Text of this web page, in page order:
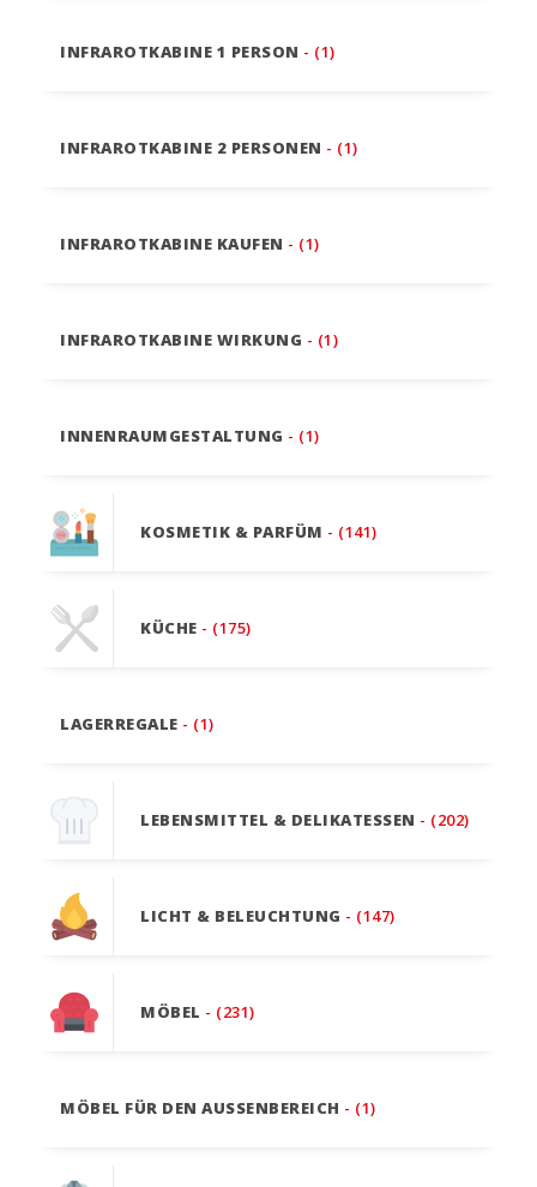
INFRAROTKABINE 1 PERSON - (1)
INFRAROTKABINE 2 PERSONEN - (1)
INFRAROTKABINE KAUFEN - (1)
INFRAROTKABINE WIRKUNG - (1)
INNENRAUMGESTALTUNG - (1)
KOSMETIK & PARFÜM - (141)
KÜCHE - (175)
LAGERREGALE - (1)
LEBENSMITTEL & DELIKATESSEN - (202)
LICHT & BELEUCHTUNG - (147)
MÖBEL - (231)
MÖBEL FÜR DEN AUSSENBEREICH - (1)